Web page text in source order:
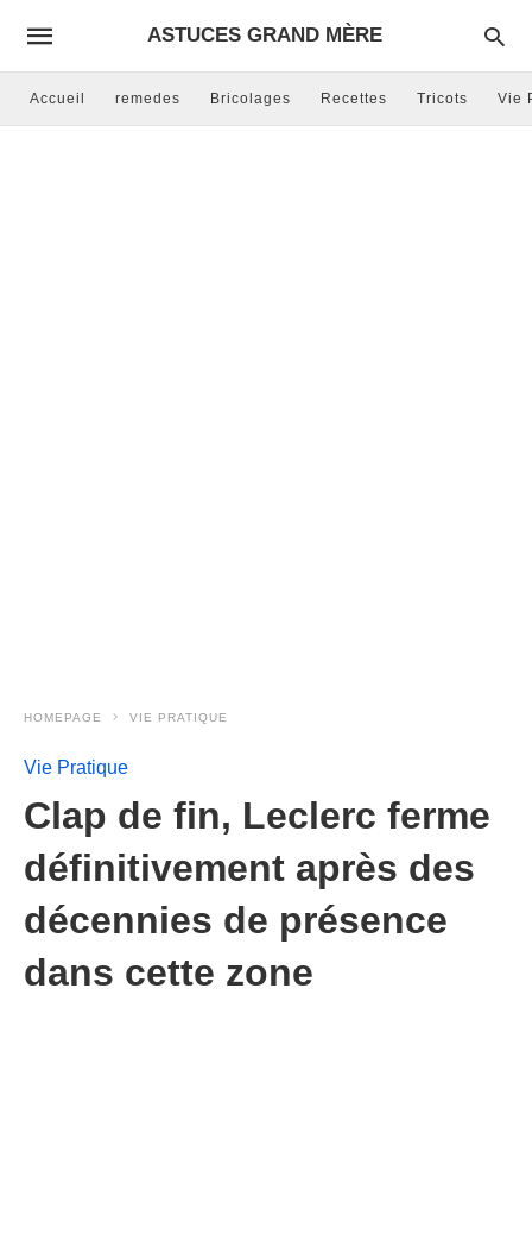
ASTUCES GRAND MÈRE
Accueil remedes Bricolages Recettes Tricots Vie
HOMEPAGE VIE PRATIQUE
Vie Pratique
Clap de fin, Leclerc ferme
définitivement après des
décennies de présence
dans cette zone